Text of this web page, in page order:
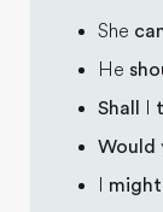
She
He
Shall
Would